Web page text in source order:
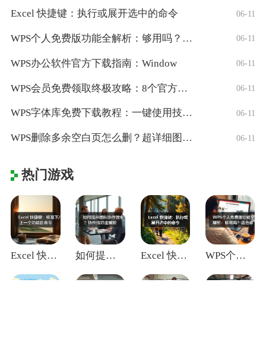
Excel 快捷键：执行或展开选中的命令 06-11
WPS个人免费版功能全解析：够用吗？适合 06-11
WPS办公软件官方下载指南：Window 06-11
WPS会员免费领取终极攻略：8个官方认证 06-11
WPS字体库免费下载教程：一键使用技巧与 06-11
WPS删除多余空白页怎么删？超详细图文教 06-11
热门游戏
Excel 快捷键：移至下/上一个功能区 如何提升团队协作效率？协作技巧全解析 Excel 快捷键：执行或展开选中的命令 WPS个人免费版功能全解析：够用吗？适合